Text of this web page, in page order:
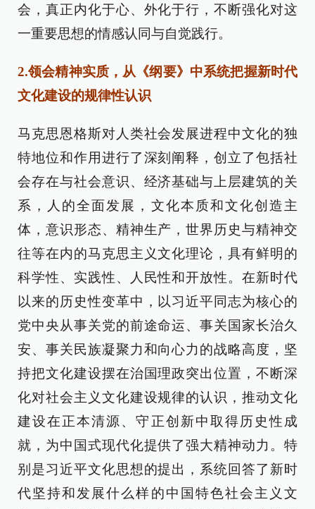
会，真正内化于心、外化于行，不断强化对这
一重要思想的情感认同与自觉践行。
2.领会精神实质，从《纲要》中系统把握新时代
文化建设的规律性认识
马克思恩格斯对人类社会发展进程中文化的独
特地位和作用进行了深刻阐释，创立了包括社
会存在与社会意识、经济基础与上层建筑的关
系，人的全面发展，文化本质和文化创造主
体，意识形态、精神生产，世界历史与精神交
往等在内的马克思主义文化理论，具有鲜明的
科学性、实践性、人民性和开放性。在新时代
以来的历史性变革中，以习近平同志为核心的
党中央从事关党的前途命运、事关国家长治久
安、事关民族凝聚力和向心力的战略高度，坚
持把文化建设摆在治国理政突出位置，不断深
化对社会主义文化建设规律的认识，推动文化
建设在正本清源、守正创新中取得历史性成
就，为中国式现代化提供了强大精神动力。特
别是习近平文化思想的提出，系统回答了新时
代坚持和发展什么样的中国特色社会主义文